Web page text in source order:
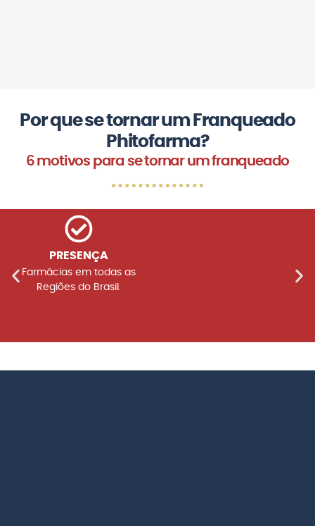
Por que se tornar um Franqueado
Phitofarma?
6 motivos para se tornar um franqueado
PRESENÇA
Farmácias em todas as
Regiões do Brasil.